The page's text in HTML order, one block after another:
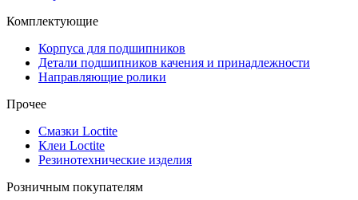
Комплектующие
Корпуса для подшипников
Детали подшипников качения и принадлежности
Направляющие ролики
Прочее
Смазки Loctite
Клеи Loctite
Резинотехнические изделия
Розничным покупателям